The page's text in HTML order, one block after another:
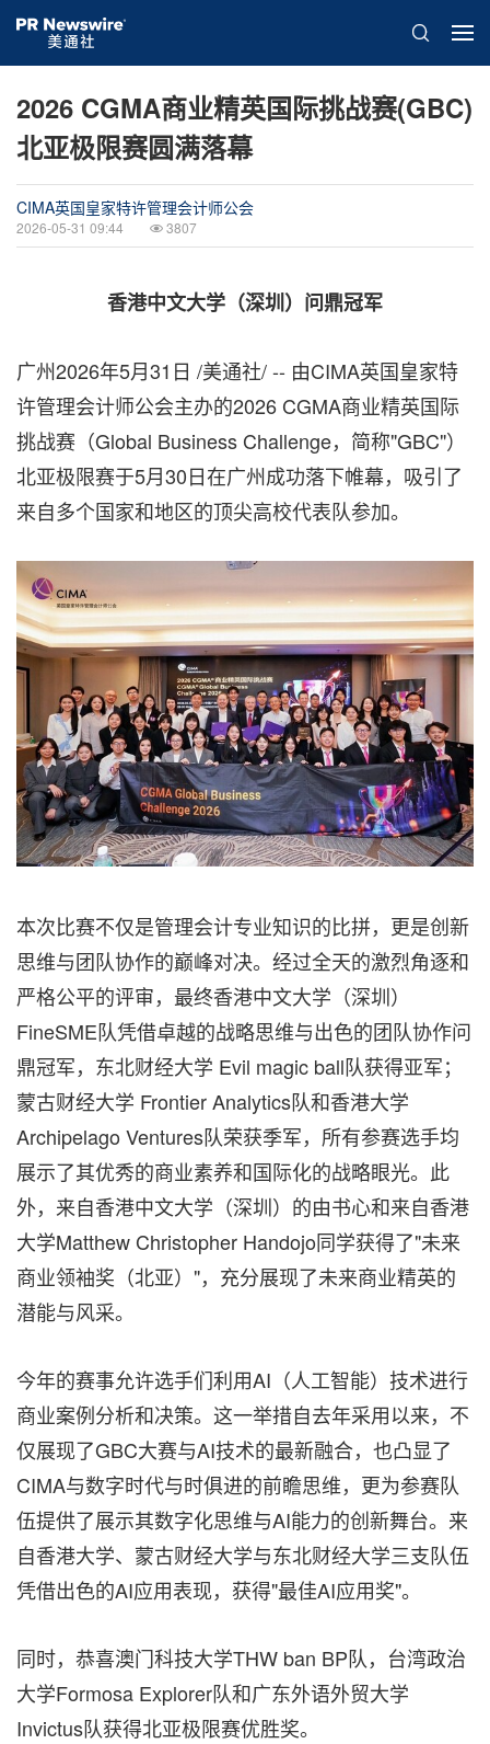
2026 CGMA商业精英国际挑战赛(GBC)
北亚极限赛圆满落幕
CIMA英国皇家特许管理会计师公会
2026-05-31 09:44 3807
香港中文大学（深圳）问鼎冠军
广州2026年5月31日 /美通社/ -- 由CIMA英国皇家特
许管理会计师公会主办的2026 CGMA商业精英国际
挑战赛（Global Business Challenge，简称"GBC"）
北亚极限赛于5月30日在广州成功落下帷幕，吸引了
来自多个国家和地区的顶尖高校代表队参加。
本次比赛不仅是管理会计专业知识的比拼，更是创新
思维与团队协作的巅峰对决。经过全天的激烈角逐和
严格公平的评审，最终香港中文大学（深圳）
FineSME队凭借卓越的战略思维与出色的团队协作问
鼎冠军，东北财经大学 Evil magic ball队获得亚军；
蒙古财经大学 Frontier Analytics队和香港大学
Archipelago Ventures队荣获季军，所有参赛选手均
展示了其优秀的商业素养和国际化的战略眼光。此
外，来自香港中文大学（深圳）的由书心和来自香港
大学Matthew Christopher Handojo同学获得了"未来
商业领袖奖（北亚）"，充分展现了未来商业精英的
潜能与风采。
今年的赛事允许选手们利用AI（人工智能）技术进行
商业案例分析和决策。这一举措自去年采用以来，不
仅展现了GBC大赛与AI技术的最新融合，也凸显了
CIMA与数字时代与时俱进的前瞻思维，更为参赛队
伍提供了展示其数字化思维与AI能力的创新舞台。来
自香港大学、蒙古财经大学与东北财经大学三支队伍
凭借出色的AI应用表现，获得"最佳AI应用奖"。
同时，恭喜澳门科技大学THW ban BP队，台湾政治
大学Formosa Explorer队和广东外语外贸大学
Invictus队获得北亚极限赛优胜奖。